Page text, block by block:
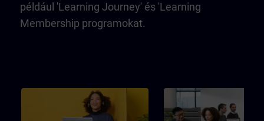
például 'Learning Journey' és 'Learning
Membership programokat.